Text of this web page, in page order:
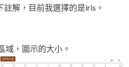
解，目前我選擇的是iris。
域，圖示的大小。